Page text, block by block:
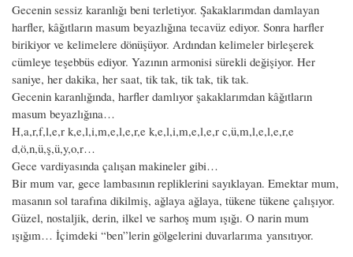
Gecenin sessiz karanlığı beni terletiyor. Şakaklarımdan damlayan
harfler, kâğıtların masum beyazlığına tecavüz ediyor. Sonra harfler
birikiyor ve kelimelere dönüşüyor. Ardından kelimeler birleşerek
cümleye teşebbüs ediyor. Yazının armonisi sürekli değişiyor. Her
saniye, her dakika, her saat, tik tak, tik tak, tik tak.
Gecenin karanlığında, harfler damlıyor şakaklarımdan kâğıtların
masum beyazlığına…
H,a,r,f,l,e,r k,e,l,i,m,e,l,e,r,e k,e,l,i,m,e,l,e,r c,ü,m,l,e,l,e,r,e
d,ö,n,ü,ş,ü,y,o,r…
Gece vardiyasında çalışan makineler gibi…
Bir mum var, gece lambasının repliklerini sayıklayan. Emektar mum,
masanın sol tarafına dikilmiş, ağlaya ağlaya, tükene tükene çalışıyor.
Güzel, nostaljik, derin, ilkel ve sarhoş mum ışığı. O narin mum
ışığım… İçimdeki “ben”lerin gölgelerini duvarlarıma yansıtıyor.